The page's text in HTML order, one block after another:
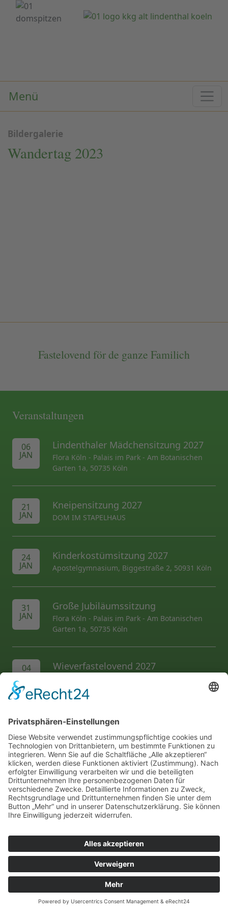
Menü
Bildergalerie
Wandertag 2023
Fastelovend för de ganze Familich
AL folgen...
Wir unterstützen die...
Veranstaltungen
06
JAN
Lindenthaler Mädchensitzung 2027
Flora Köln - Palais im Park - Am Botanischen
Garten 1a, 50735 Köln
21
JAN
Kneipensitzung 2027
DOM IM STAPELHAUS
24
JAN
Kinderkostümsitzung 2027
Apostelgymnasium, Biggestraße 2, 50931 Köln
31
JAN
Große Jubiläumssitzung
Flora Köln - Palais im Park - Am Botanischen
Garten 1a, 50735 Köln
04
FEB
Wieverfastelovend 2027
Impressum
Datenschutzerklärung
Ordentliches Mitglied im Festkomitee Kölner